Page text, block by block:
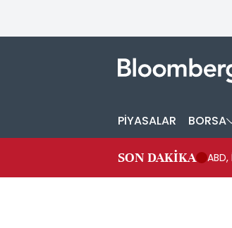
PİYASALAR BORSA
SON DAKİKA ABD,